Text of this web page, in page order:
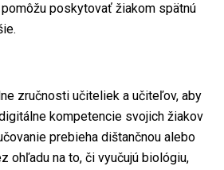
poskytovať žiakom spätnú
zručnosti učiteliek a učiteľov, aby
kompetencie svojich žiakov
prebieha dištančnou alebo
ohľadu na to, či vyučujú biológiu,